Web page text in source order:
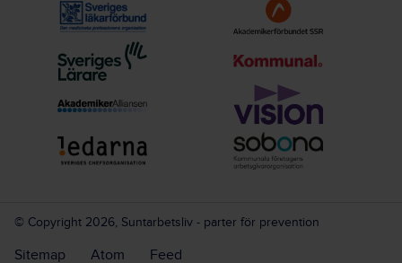
© Copyright 2026, Suntarbetsliv - parter för prevention
Sitemap Atom Feed